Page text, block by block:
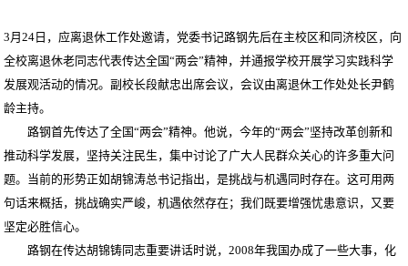
3月24日，应离退休工作处邀请，党委书记路钢先后在主校区和同济校区，向
全校离退休老同志代表传达全国“两会”精神，并通报学校开展学习实践科学
发展观活动的情况。副校长段献忠出席会议，会议由离退休工作处处长尹鹤
龄主持。
路钢首先传达了全国“两会”精神。他说，今年的“两会”坚持改革创新和
推动科学发展，坚持关注民生，集中讨论了广大人民群众关心的许多重大问
题。当前的形势正如胡锦涛总书记指出，是挑战与机遇同时存在。这可用两
句话来概括，挑战确实严峻，机遇依然存在；我们既要增强忧患意识，又要
坚定必胜信心。
路钢在传达胡锦铸同志重要讲话时说，2008年我国办成了一些大事，化